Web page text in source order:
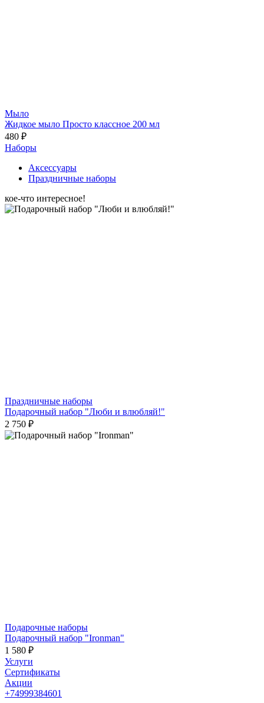
Мыло
Жидкое мыло Просто классное 200 мл
480 ₽
Наборы
Аксессуары
Праздничные наборы
кое-что интересное!
Праздничные наборы
Подарочный набор "Люби и влюбляй!"
2 750 ₽
Подарочные наборы
Подарочный набор "Ironman"
1 580 ₽
Услуги
Сертификаты
Акции
+74999384601